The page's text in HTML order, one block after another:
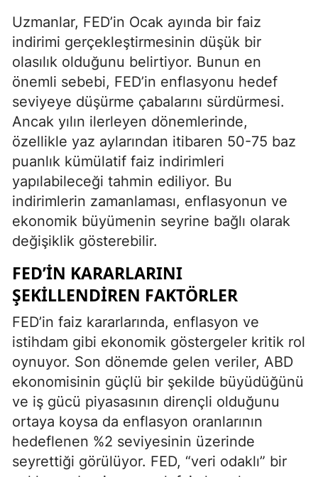
Uzmanlar, FED’in Ocak ayında bir faiz
indirimi gerçekleştirmesinin düşük bir
olasılık olduğunu belirtiyor. Bunun en
önemli sebebi, FED’in enflasyonu hedef
seviyeye düşürme çabalarını sürdürmesi.
Ancak yılın ilerleyen dönemlerinde,
özellikle yaz aylarından itibaren 50-75 baz
puanlık kümülatif faiz indirimleri
yapılabileceği tahmin ediliyor. Bu
indirimlerin zamanlaması, enflasyonun ve
ekonomik büyümenin seyrine bağlı olarak
değişiklik gösterebilir.
FED’İN KARARLARINI
ŞEKİLLENDİREN FAKTÖRLER
FED’in faiz kararlarında, enflasyon ve
istihdam gibi ekonomik göstergeler kritik rol
oynuyor. Son dönemde gelen veriler, ABD
ekonomisinin güçlü bir şekilde büyüdüğünü
ve iş gücü piyasasının dirençli olduğunu
ortaya koysa da enflasyon oranlarının
hedeflenen %2 seviyesinin üzerinde
seyrettiği görülüyor. FED, “veri odaklı” bir